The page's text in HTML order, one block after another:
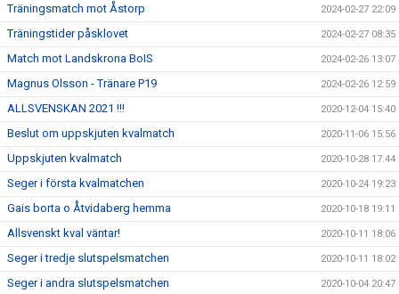
Träningsmatch mot Åstorp 2024-02-27 22:09
Träningstider påsklovet 2024-02-27 08:35
Match mot Landskrona BoIS 2024-02-26 13:07
Magnus Olsson - Tränare P19 2024-02-26 12:59
ALLSVENSKAN 2021 !!! 2020-12-04 15:40
Beslut om uppskjuten kvalmatch 2020-11-06 15:56
Uppskjuten kvalmatch 2020-10-28 17:44
Seger i första kvalmatchen 2020-10-24 19:23
Gais borta o Åtvidaberg hemma 2020-10-18 19:11
Allsvenskt kval väntar! 2020-10-11 18:06
Seger i tredje slutspelsmatchen 2020-10-11 18:02
Seger i andra slutspelsmatchen 2020-10-04 20:47